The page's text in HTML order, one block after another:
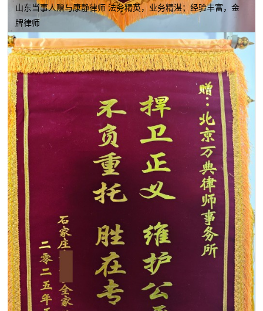
山东当事人赠与康静律师 法务精英，业务精湛；经验丰富，金
牌律师